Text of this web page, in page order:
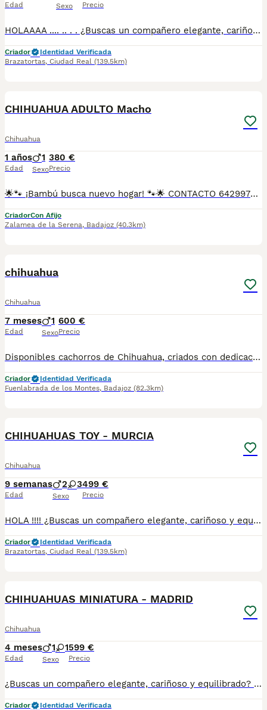
Edad Sexo Precio
HOLAAAA .... .. . . ¿Buscas un compañero elegante, cariñoso y equilibrado? Disponemos de preciosos cachorros Whippet criados con máxima dedicación y cariño. ✅ Entrega en toda España ✅ Pago contra reembolso ✅ Microchip implantado ✅ Cartilla sanitaria oficial ✅ Vacunaciones al día según edad ✅ Desparasitaciones internas y externas ✅ Cachorros completamente socializados ✅ Iniciados a hacer sus necesidades en empapadores ✅ Padres equilibrados, sanos y con excelente carácter Nuestros cachorros crecen en un entorno familiar, recibiendo atención diaria para garantizar un desarrollo físico y emocional excepcional. atiendo -- 67.0864.332 Seriedad, confianza y atención personalizada durante todo el proceso. ¡Consúlta sin compromiso!
Criador
Identidad Verificada
Brazatortas, Ciudad Real (139.5km)
CHIHUAHUA ADULTO Macho
Chihuahua
1 años
Edad
1
Sexo
380 €
Precio
🌟🐾 ¡Bambú busca nuevo hogar! 🐾🌟 CONTACTO 642997300 Bambú es un chihuahua merlé con un patrón precioso y único, nacido el 3 de marzo de 2025. Es un perrito alegre, curioso y lleno de encanto. Tiene todas sus vacunas al día y ya está listo para salir a pasear y descubrir el mundo contigo. PESA 2,8 Kg. 🔹 Detalle importante: Bamboo tiene solo un testículo, pero esto no le impide ser un compañero sano y adorable. Si buscas un perrito especial, lleno de ternura y con una mirada que enamora, ¡Bambú está esperando conocerte! 🐾💚
CriadorCon Afijo
Zalamea de la Serena, Badajoz (40.3km)
chihuahua
Chihuahua
7 meses
Edad
1
Sexo
600 €
Precio
Disponibles cachorros de Chihuahua, criados con dedicación y atención diaria. Se entregan bien socializados, acostumbrados a personas y entorno doméstico, con carácter alegre, despierto y muy afectuoso. Proceden de padres de tamaño pequeño, con buena morfología y temperamento equilibrado. Se entregan: Desparasitados interna y externamente Con mínimo dos vacunas Pasaporte veterinario en regla Microchip Contrato de venta y seguimiento El Chihuahua es un perro ideal para compañía, muy fiel, inteligente y fácil de adaptar a cualquier hogar. Envíos a toda España. Se tramita toda la documentación para Baleares y Canarias.
Criador
Identidad Verificada
Fuenlabrada de los Montes, Badajoz (82.3km)
CHIHUAHUAS TOY - MURCIA
Chihuahua
9 semanas
Edad
2 3
Sexo
499 €
Precio
HOLA !!!! ¿Buscas un compañero elegante, cariñoso y equilibrado? Disponemos de preciosos cachorros Whippet criados con máxima dedicación y cariño. ✅ Entrega en toda España ✅ Pago contra reembolso ✅ Microchip implantado ✅ Cartilla sanitaria oficial ✅ Vacunaciones al día según edad ✅ Desparasitaciones internas y externas ✅ Cachorros completamente socializados ✅ Iniciados a hacer sus necesidades en empapadores ✅ Padres equilibrados, sanos y con excelente carácter Nuestros cachorros crecen en un entorno familiar, recibiendo atención diaria para garantizar un desarrollo físico y emocional excepcional. atiendo -- 67.0864.332 Seriedad, confianza y atención personalizada durante todo el proceso. ¡Consúlta sin compromiso!
Criador
Identidad Verificada
Brazatortas, Ciudad Real (139.5km)
CHIHUAHUAS MINIATURA - MADRID
Chihuahua
4 meses
Edad
1 1
Sexo
599 €
Precio
¿Buscas un compañero elegante, cariñoso y equilibrado? Disponemos de preciosos cachorros Whippet criados con máxima dedicación y cariño. ✅ Entrega en toda España ✅ Pago contra reembolso ✅ Microchip implantado ✅ Cartilla sanitaria oficial ✅ Vacunaciones al día según edad ✅ Desparasitaciones internas y externas ✅ Cachorros completamente socializados ✅ Iniciados a hacer sus necesidades en empapadores ✅ Padres equilibrados, sanos y con excelente carácter!!!!!!!!!!!!!!! Nuestros cachorros crecen en un entorno familiar, recibiendo atención diaria para garantizar un desarrollo físico y emocional excepcional. atiendo -- 67.0864.332 Seriedad, confianza y atención personalizada durante todo el proceso. ¡Consúlta sin compromiso!
Criador
Identidad Verificada